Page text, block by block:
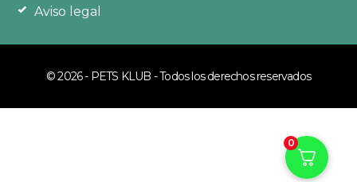
Aviso legal
© 2026 - PETS KLUB - Todos los derechos reservados
0